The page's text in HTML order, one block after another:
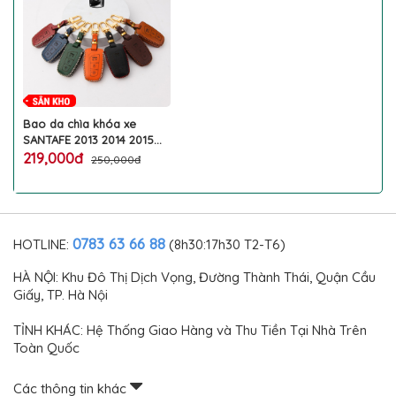
Bao da chìa khóa xe
SANTAFE 2013 2014 2015
2016 2017 2018 ốp da bò
làm đẹp bảo vệ chống
trầy xước chìa thông minh
ô tô HYUNDAI cao cấp
219,000đ 250,000đ
HOTLINE: 0783 63 66 88 (8h30:17h30 T2-T6)
HÀ NỘI: Khu Đô Thị Dịch Vọng, Đường Thành Thái, Quận Cầu
Giấy, TP. Hà Nội
TỈNH KHÁC: Hệ Thống Giao Hàng và Thu Tiền Tại Nhà Trên
Toàn Quốc
Các thông tin khác